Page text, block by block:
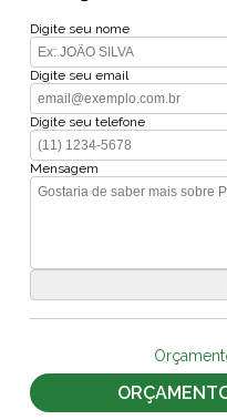
Digite seu nome
Digite seu email
Digite seu telefone
Mensagem